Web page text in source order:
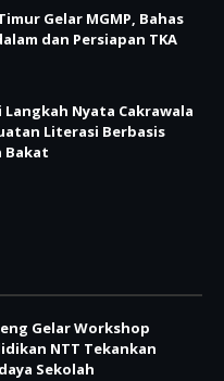
Gelar MGMP, Bahas
dan Persiapan TKA
Langkah Nyata Cakrawala
Literasi Berbasis
Bakat
Gelar Workshop
NTT Tekankan
Sekolah